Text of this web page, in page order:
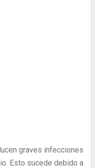
graves infecciones
Esto sucede debido a